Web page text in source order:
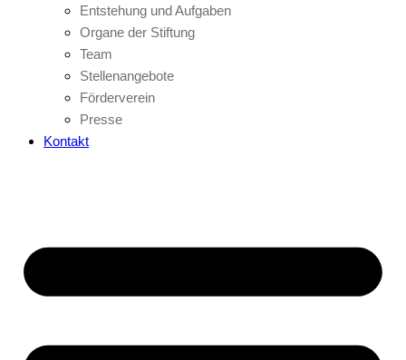
Entstehung und Aufgaben
Organe der Stiftung
Team
Stellenangebote
Förderverein
Presse
Kontakt